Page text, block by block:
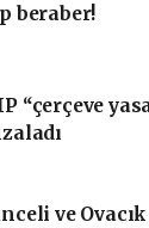
beraber!
“çerçeve
ve Ovacık